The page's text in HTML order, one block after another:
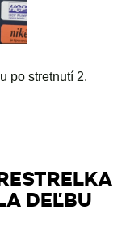
po stretnutí 2.
DEĽBU